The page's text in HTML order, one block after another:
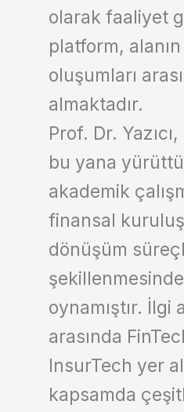
olarak faaliyet
platform,
oluşumları
almaktadır.
Prof. Dr.
bu yana
akademik
finansal
dönüşüm
oynamıştır. İlgi
arasında
InsurTech yer
kapsamda